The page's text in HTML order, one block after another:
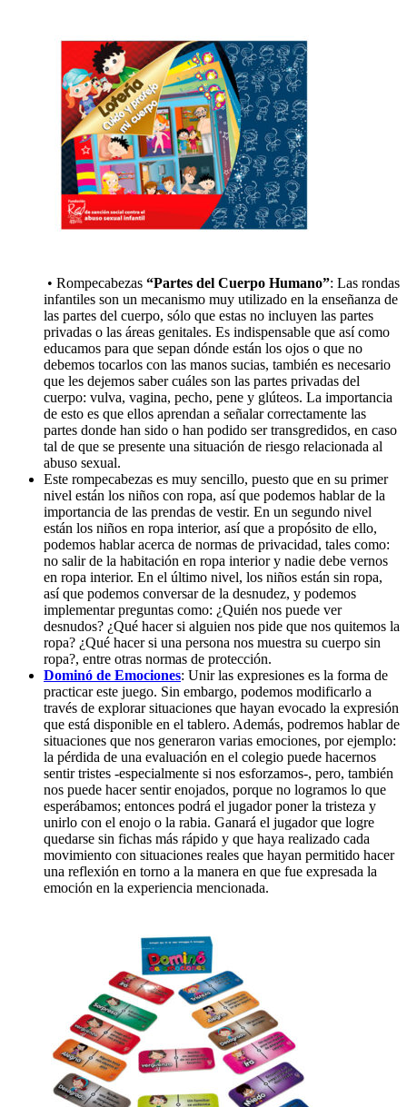
• Rompecabezas “Partes del Cuerpo Humano”: Las rondas
infantiles son un mecanismo muy utilizado en la enseñanza de
las partes del cuerpo, sólo que estas no incluyen las partes
privadas o las áreas genitales. Es indispensable que así como
educamos para que sepan dónde están los ojos o que no
debemos tocarlos con las manos sucias, también es necesario
que les dejemos saber cuáles son las partes privadas del
cuerpo: vulva, vagina, pecho, pene y glúteos. La importancia
de esto es que ellos aprendan a señalar correctamente las
partes donde han sido o han podido ser transgredidos, en caso
tal de que se presente una situación de riesgo relacionada al
abuso sexual.
Este rompecabezas es muy sencillo, puesto que en su primer
nivel están los niños con ropa, así que podemos hablar de la
importancia de las prendas de vestir. En un segundo nivel
están los niños en ropa interior, así que a propósito de ello,
podemos hablar acerca de normas de privacidad, tales como:
no salir de la habitación en ropa interior y nadie debe vernos
en ropa interior. En el último nivel, los niños están sin ropa,
así que podemos conversar de la desnudez, y podemos
implementar preguntas como: ¿Quién nos puede ver
desnudos? ¿Qué hacer si alguien nos pide que nos quitemos la
ropa? ¿Qué hacer si una persona nos muestra su cuerpo sin
ropa?, entre otras normas de protección.
Dominó de Emociones: Unir las expresiones es la forma de
practicar este juego. Sin embargo, podemos modificarlo a
través de explorar situaciones que hayan evocado la expresión
que está disponible en el tablero. Además, podremos hablar de
situaciones que nos generaron varias emociones, por ejemplo:
la pérdida de una evaluación en el colegio puede hacernos
sentir tristes -especialmente si nos esforzamos-, pero, también
nos puede hacer sentir enojados, porque no logramos lo que
esperábamos; entonces podrá el jugador poner la tristeza y
unirlo con el enojo o la rabia. Ganará el jugador que logre
quedarse sin fichas más rápido y que haya realizado cada
movimiento con situaciones reales que hayan permitido hacer
una reflexión en torno a la manera en que fue expresada la
emoción en la experiencia mencionada.